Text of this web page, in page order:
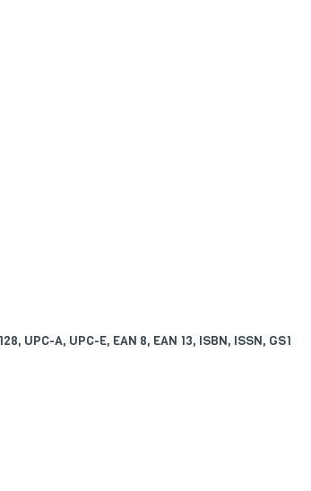
UPC-A, UPC-E, EAN 8, EAN 13, ISBN, ISSN, GS1